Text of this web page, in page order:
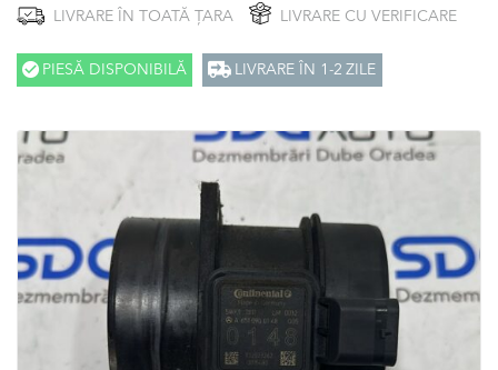
LIVRARE ÎN TOATĂ ȚARA LIVRARE CU VERIFICARE
PIESĂ DISPONIBILĂ LIVRARE ÎN 1-2 ZILE